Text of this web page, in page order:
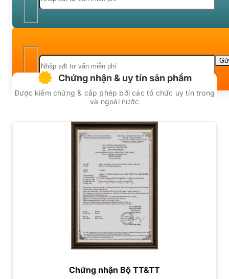
Chứng nhận & uy tín sản phẩm
Được kiểm chứng & cấp phép bởi các tổ chức uy tín trong
và ngoài nước
Chứng nhận Bộ TT&TT